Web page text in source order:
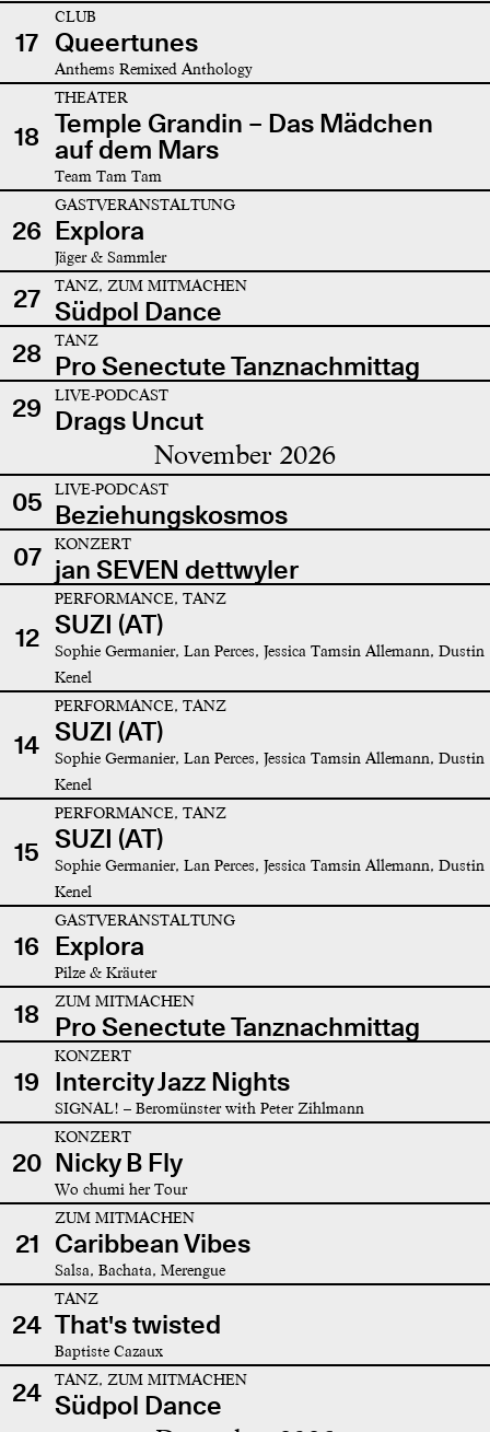
17
CLUB
Queertunes
Anthems Remixed Anthology
18
THEATER
Temple Grandin – Das Mädchen
auf dem Mars
Team Tam Tam
26
GASTVERANSTALTUNG
Explora
Jäger & Sammler
27 TANZ, ZUM MITMACHEN
Südpol Dance
28
TANZ
Pro Senectute Tanznachmittag
29
LIVE-PODCAST
Drags Uncut
November 2026
05 LIVE-PODCAST
Beziehungskosmos
07
KONZERT
jan SEVEN dettwyler
12
PERFORMANCE, TANZ
SUZI (AT)
Sophie Germanier, Lan Perces, Jessica Tamsin Allemann, Dustin
Kenel
14
PERFORMANCE, TANZ
SUZI (AT)
Sophie Germanier, Lan Perces, Jessica Tamsin Allemann, Dustin
Kenel
15
PERFORMANCE, TANZ
SUZI (AT)
Sophie Germanier, Lan Perces, Jessica Tamsin Allemann, Dustin
Kenel
16
GASTVERANSTALTUNG
Explora
Pilze & Kräuter
18 ZUM MITMACHEN
Pro Senectute Tanznachmittag
19
KONZERT
Intercity Jazz Nights
SIGNAL! – Beromünster with Peter Zihlmann
20
KONZERT
Nicky B Fly
Wo chumi her Tour
21
ZUM MITMACHEN
Caribbean Vibes
Salsa, Bachata, Merengue
24
TANZ
That's twisted
Baptiste Cazaux
24 TANZ, ZUM MITMACHEN
Südpol Dance